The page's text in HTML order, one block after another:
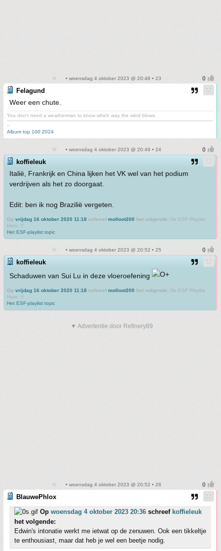
• woensdag 4 oktober 2023 @ 20:48 • 23
Felagund
Weer een chute.
You don't need a weatherman to know which way the wind blows.
-------------------------------------------------------------------------------------------------------------------------------------------
--
Album top 100 2024
• woensdag 4 oktober 2023 @ 20:49 • 24
koffieleuk
Italië, Frankrijk en China lijken het VK wel van het podium
verdrijven als het zo doorgaat.
Edit: ben ik nog Brazilië vergeten.
Op vrijdag 16 oktober 2020 11:18 schreef molloot200 het volgende: De ESF Playlist
Hero :Y
Het ESF-playlist topic
• woensdag 4 oktober 2023 @ 20:52 • 25
koffieleuk
Schaduwen van Sui Lu in deze vloeroefening
Op vrijdag 16 oktober 2020 11:18 schreef molloot200 het volgende: De ESF Playlist
Hero :Y
Het ESF-playlist topic
▼ Advertentie door Refinery89
• woensdag 4 oktober 2023 @ 20:52 • 26
BlauwePhlox
Op woensdag 4 oktober 2023 20:36 schreef koffieleuk
het volgende:
Edwin's intonatie werkt me ietwat op de zenuwen. Ook een tikkeltje
te enthousiast, maar dat heb je wel een beetje nodig.